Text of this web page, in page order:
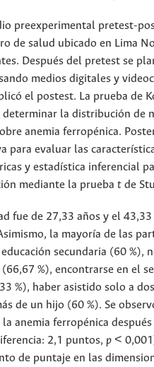
preexperimental pretest-
de salud ubicado en Lima
Después del pretest se
medios digitales y
el postest. La prueba de
determinar la distribución de
anemia ferropénica.
para evaluar las
y estadística inferencial
mediante la prueba t de
fue de 27,33 años y el 43,33
la mayoría de las
secundaria (60 %),
%), encontrarse en el
%), haber asistido solo a
de un hijo (60 %). Se
anemia ferropénica
2,1 puntos, p <
de puntaje en las